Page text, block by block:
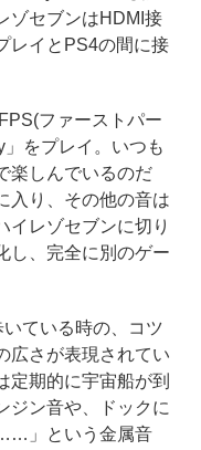
ゾセブンはHDMI接
レイとPS4の間に接
ファーストパー
をプレイ。いつも
楽しんでいるのだ
入り、その他の音は
イレゾセブンに切り
し、完全に別のゲー
ている時の、コツ
広さが表現されてい
定期的に宇宙船が到
ジン音や、ドックに
」という金属音